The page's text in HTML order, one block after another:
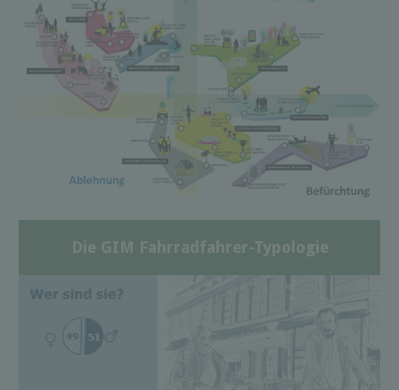
Die GIM Fahrradfahrer-Typologie